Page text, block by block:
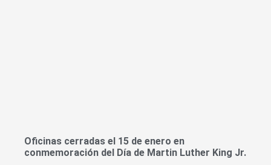
Oficinas cerradas el 15 de enero en
conmemoración del Día de Martin Luther King Jr.